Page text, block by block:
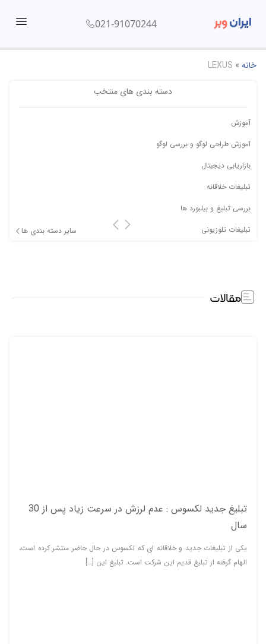
ایرانوبر 021-91070244
خانه»
LEXUS
دسته بندی های منتخب
آموزش
آموزش طراحی لوگو و بررسی لوگو
بازاریابی دیجیتال
تبلیغات خلاقانه
بررسی تبلیغ و بیلبورد ها
تبلیغات تلوزیونی
سایر دسته بندی ها
مقالات
تبلیغ جدید لکسوس : عدم لرزش در سرعت زیاد پس از 30
سال
یکی از تبلیغات جدید و خلاقانه ای که لکسوس در حال حاضر منتشر کرده است،
الهام گرفته از تبلیغ قدیم این شرکت است. تبلیغ این […]